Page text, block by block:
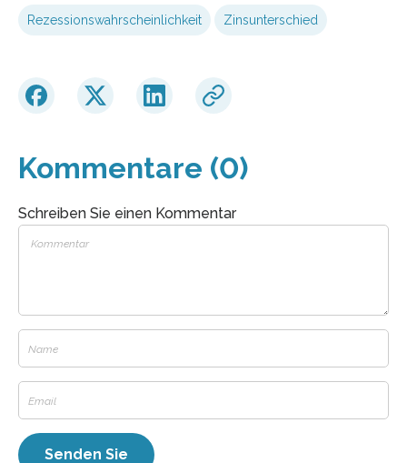
Rezessionswahrscheinlichkeit Zinsunterschied
Kommentare (0)
Schreiben Sie einen Kommentar